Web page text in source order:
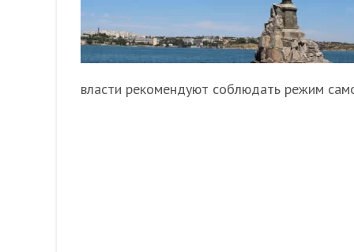
власти рекомендуют соблюдать режим